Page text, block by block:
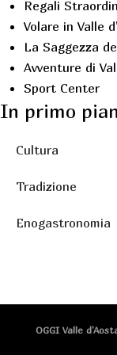
Regali
Volare in Valle
La Saggezza
Avventure di
Sport Center
In primo
Cultura
Tradizione
Enogastronomia
OGGI Valle